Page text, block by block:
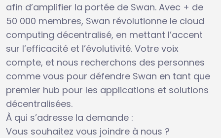
afin d’amplifier la portée de Swan. Avec + de
50 000 membres, Swan révolutionne le cloud
computing décentralisé, en mettant l’accent
sur l’efficacité et l’évolutivité. Votre voix
compte, et nous recherchons des personnes
comme vous pour défendre Swan en tant que
premier hub pour les applications et solutions
décentralisées.
À qui s’adresse la demande :
Vous souhaitez vous joindre à nous ?